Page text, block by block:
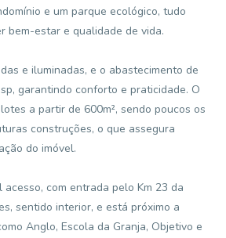
e um parque ecológico, tudo
bem-estar e qualidade de vida.
e iluminadas, e o abastecimento de
garantindo conforto e praticidade. O
a partir de 600m², sendo poucos os
construções, o que assegura
do imóvel.
com entrada pelo Km 23 da
sentido interior, e está próximo a
Anglo, Escola da Granja, Objetivo e